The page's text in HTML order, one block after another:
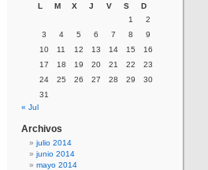
L M X J V S
D
1
2
3
4 5 6 7 8
9
10
11 12 13 14 15
16
17
18 19 20 21 22
23
24
25 26 27 28 29
30
31
« Jul
Archivos
julio 2014
junio 2014
mayo 2014